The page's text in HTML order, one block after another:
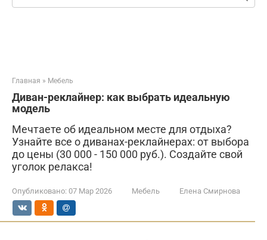
Главная » Мебель
Диван-реклайнер: как выбрать идеальную
модель
Мечтаете об идеальном месте для отдыха?
Узнайте все о диванах-реклайнерах: от выбора
до цены (30 000 - 150 000 руб.). Создайте свой
уголок релакса!
Опубликовано: 07 Мар 2026 Мебель Елена Смирнова